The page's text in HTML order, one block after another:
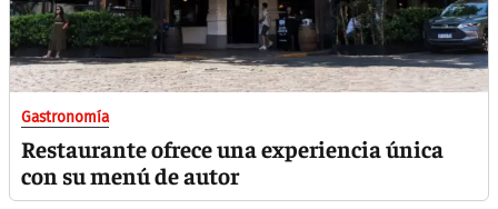
Gastronomía
Restaurante ofrece una experiencia única
con su menú de autor